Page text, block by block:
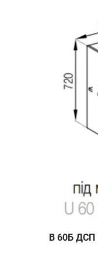
В 60Б ДСП